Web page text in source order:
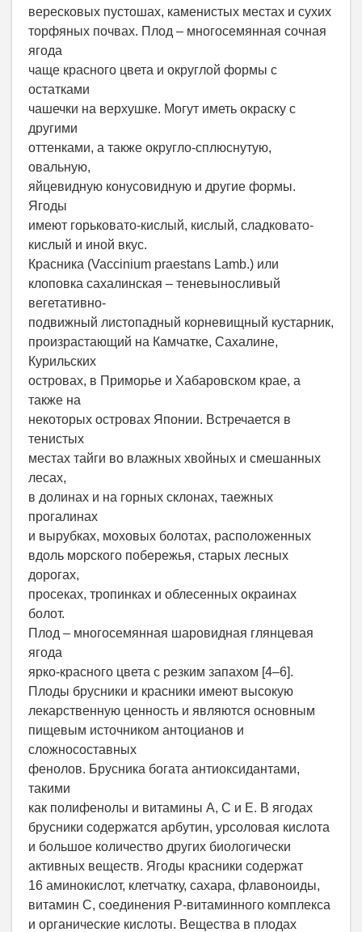
вересковых пустошах, каменистых местах и сухих
торфяных почвах. Плод – многосемянная сочная
ягода
чаще красного цвета и округлой формы с
остатками
чашечки на верхушке. Могут иметь окраску с
другими
оттенками, а также округло-сплюснутую,
овальную,
яйцевидную конусовидную и другие формы.
Ягоды
имеют горьковато-кислый, кислый, сладковато-
кислый и иной вкус.
Красника (Vaccinium praestans Lamb.) или
клоповка сахалинская – теневыносливый
вегетативно-
подвижный листопадный корневищный кустарник,
произрастающий на Камчатке, Сахалине,
Курильских
островах, в Приморье и Хабаровском крае, а
также на
некоторых островах Японии. Встречается в
тенистых
местах тайги во влажных хвойных и смешанных
лесах,
в долинах и на горных склонах, таежных
прогалинах
и вырубках, моховых болотах, расположенных
вдоль морского побережья, старых лесных
дорогах,
просеках, тропинках и облесенных окраинах
болот.
Плод – многосемянная шаровидная глянцевая
ягода
ярко-красного цвета с резким запахом [4–6].
Плоды брусники и красники имеют высокую
лекарственную ценность и являются основным
пищевым источником антоцианов и
сложносоставных
фенолов. Брусника богата антиоксидантами,
такими
как полифенолы и витамины A, C и E. В ягодах
брусники содержатся арбутин, урсоловая кислота
и большое количество других биологически
активных веществ. Ягоды красники содержат
16 аминокислот, клетчатку, сахара, флавоноиды,
витамин C, соединения P-витаминного комплекса
и органические кислоты. Вещества в плодах